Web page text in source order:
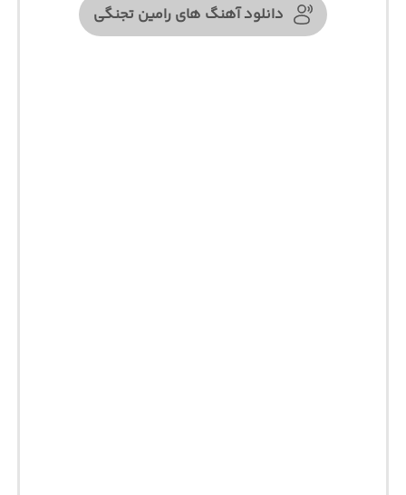
دانلود آهنگ های رامین تجنگی